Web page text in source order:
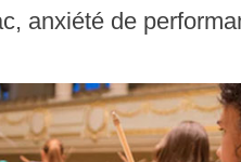
anxiété de